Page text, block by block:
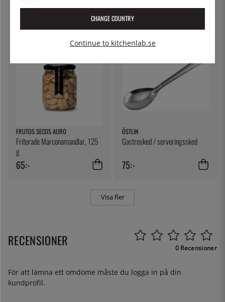
5:-
FRUTOS SECOS AURO
Friterade Marconamandlar, 125
g
65:-
ÖSTLIN
Gastrosked / serveringssked
75:-
Visa fler
RECENSIONER 0 Recensioner
För att lämna ett omdöme måste du logga in på din
kundprofil.
CHANGE COUNTRY
Continue to kitchenlab.se